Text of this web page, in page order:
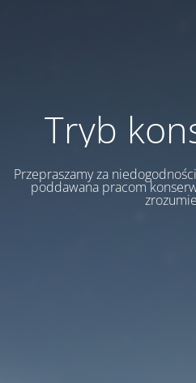
Tryb
Przepraszamy za
poddawana pracom